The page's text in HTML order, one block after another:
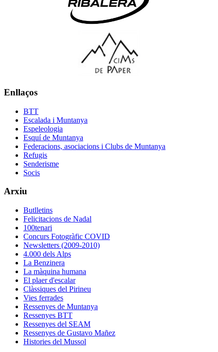
Enllaços
BTT
Escalada i Muntanya
Espeleologia
Esquí de Muntanya
Federacions, asociacions i Clubs de Muntanya
Refugis
Senderisme
Socis
Arxiu
Butlletins
Felicitacions de Nadal
100tenari
Concurs Fotogràfic COVID
Newsletters (2009-2010)
4.000 dels Alps
La Benzinera
La màquina humana
El plaer d'escalar
Clàssiques del Pirineu
Vies ferrades
Ressenyes de Muntanya
Ressenyes BTT
Ressenyes del SEAM
Ressenyes de Gustavo Mañez
Histories del Mussol